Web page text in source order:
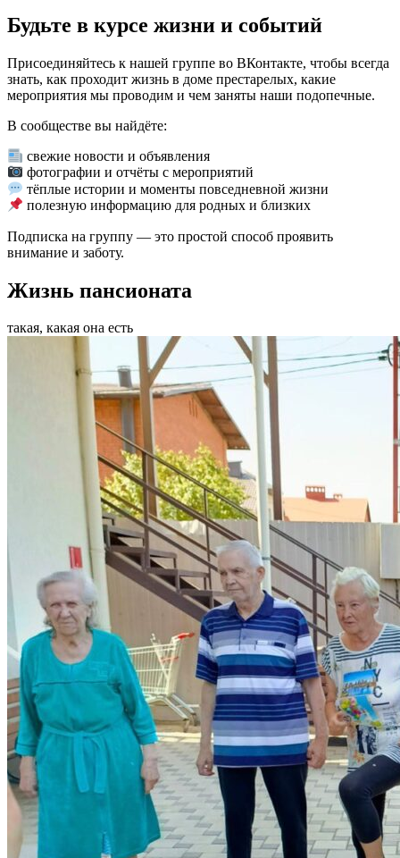
Будьте в курсе жизни и событий
Присоединяйтесь к нашей группе во ВКонтакте, чтобы всегда
знать, как проходит жизнь в доме престарелых, какие
мероприятия мы проводим и чем заняты наши подопечные.
В сообществе вы найдёте:
свежие новости и объявления
фотографии и отчёты с мероприятий
тёплые истории и моменты повседневной жизни
полезную информацию для родных и близких
Подписка на группу — это простой способ проявить
внимание и заботу.
Жизнь пансионата
такая, какая она есть